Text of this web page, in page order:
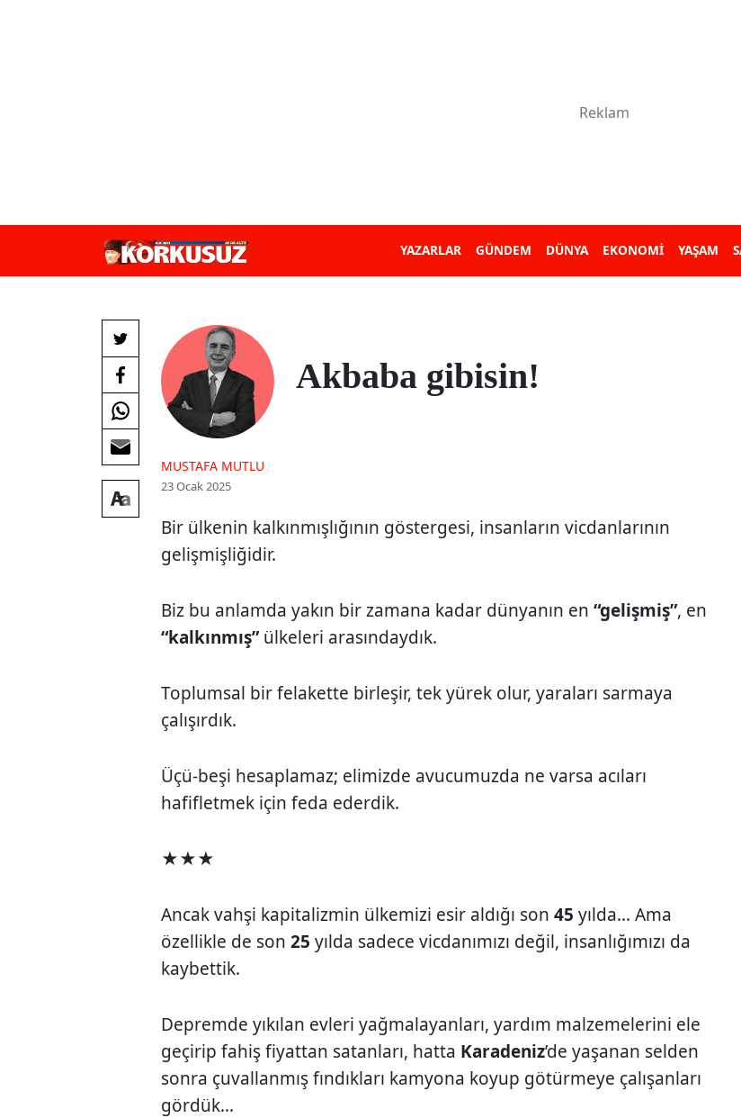
YAZARLAR GÜNDEM DÜNYA EKONOMİ YAŞAM
Akbaba gibisin!
MUSTAFA MUTLU
23 Ocak 2025
Bir ülkenin kalkınmışlığının göstergesi, insanların vicdanlarının
gelişmişliğidir.
Biz bu anlamda yakın bir zamana kadar dünyanın en“gelişmiş”, en
“kalkınmış”ülkeleri arasındaydık.
Toplumsal bir felakette birleşir, tek yürek olur, yaraları sarmaya
çalışırdık.
Üçü-beşi hesaplamaz; elimizde avucumuzda ne varsa acıları
hafifletmek için feda ederdik.
★★★
Ancak vahşi kapitalizmin ülkemizi esir aldığı son45 yılda... Ama
özellikle de son25 yılda sadece vicdanımızı değil, insanlığımızı da
kaybettik.
Depremde yıkılan evleri yağmalayanları, yardım malzemelerini ele
geçirip fahiş fiyattan satanları, hatta Karadeniz’de yaşanan selden
sonra çuvallanmış fındıkları kamyona koyup götürmeye çalışanları
gördük...